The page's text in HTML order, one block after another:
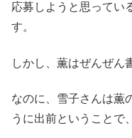
応募しようと思ってい
す。
しかし、薫はぜんぜん
なのに、雪子さんは薫
うに出前ということで